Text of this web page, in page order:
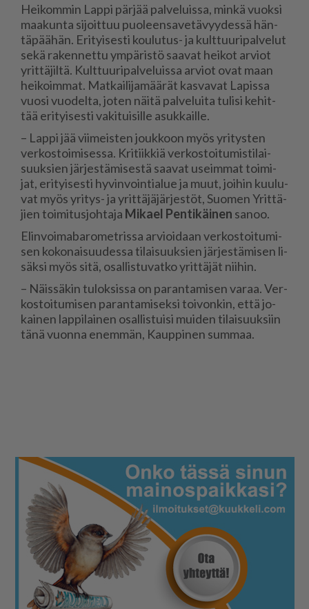
Hei­kom­min Lap­pi pär­jää pal­ve­luis­sa, min­kä vuok­si
maa­kun­ta si­joit­tuu puo­leen­sa­ve­tä­vyy­des­sä hän­
tä­pää­hän. Eri­tyi­ses­ti kou­lu­tus- ja kult­tuu­ri­pal­ve­lut
sekä ra­ken­net­tu ym­pä­ris­tö saa­vat hei­kot ar­vi­ot
yrit­tä­jil­tä. Kult­tuu­ri­pal­ve­luis­sa ar­vi­ot ovat maan
hei­koim­mat. Mat­kai­li­ja­mää­rät kas­va­vat La­pis­sa
vuo­si vuo­del­ta, jo­ten näi­tä pal­ve­lui­ta tu­li­si ke­hit­
tää eri­tyi­ses­ti va­ki­tui­sil­le asuk­kail­le.
– Lap­pi jää vii­meis­ten jouk­koon myös yri­tys­ten
ver­kos­toi­mi­ses­sa. Kri­tiik­kiä ver­kos­toi­tu­mis­ti­lai­
suuk­sien jär­jes­tä­mi­ses­tä saa­vat useim­mat toi­mi­
jat, eri­tyi­ses­ti hy­vin­voin­ti­a­lue ja muut, joi­hin kuu­lu­
vat myös yri­tys- ja yrit­tä­jä­jär­jes­töt, Suo­men Yrit­tä­
jien toi­mi­tus­joh­ta­ja Mi­ka­el Pen­ti­käi­nen sa­noo.
Elin­voi­ma­ba­ro­met­ris­sa ar­vi­oi­daan ver­kos­toi­tu­mi­
sen ko­ko­nai­suu­des­sa ti­lai­suuk­sien jär­jes­tä­mi­sen li­
säk­si myös sitä, osal­lis­tu­vat­ko yrit­tä­jät nii­hin.
– Näis­sä­kin tu­lok­sis­sa on pa­ran­ta­mi­sen va­raa. Ver­
kos­toi­tu­mi­sen pa­ran­ta­mi­sek­si toi­von­kin, et­tä jo­
kai­nen lap­pi­lai­nen osal­lis­tui­si mui­den ti­lai­suuk­siin
tänä vuon­na enem­män, Kaup­pi­nen sum­maa.